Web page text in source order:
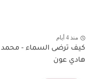
منذ 4 أيام
كيف ترضى السماء - محمد
هادي عون